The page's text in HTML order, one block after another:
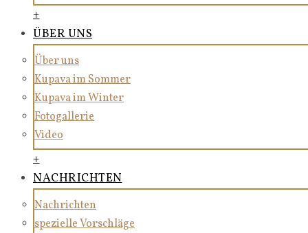
+
ÜBER UNS
Über uns
Kupava im Sommer
Kupava im Winter
Fotogallerie
Video
+
NACHRICHTEN
Nachrichten
spezielle Vorschläge